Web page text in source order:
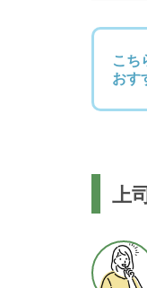
こち
おす
上